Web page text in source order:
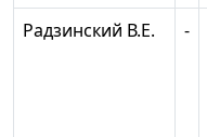
Радзинский В.Е.
-